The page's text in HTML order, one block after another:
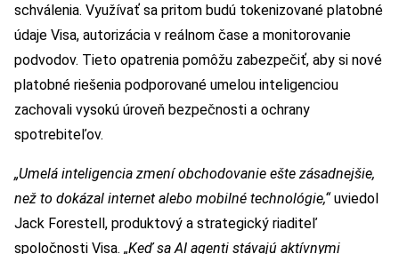
schválenia. Využívať sa pritom budú tokenizované platobné
údaje Visa, autorizácia v reálnom čase a monitorovanie
podvodov. Tieto opatrenia pomôžu zabezpečiť, aby si nové
platobné riešenia podporované umelou inteligenciou
zachovali vysokú úroveň bezpečnosti a ochrany
spotrebiteľov.
„Umelá inteligencia zmení obchodovanie ešte zásadnejšie,
než to dokázal internet alebo mobilné technológie,“uviedol
Jack Forestell, produktový a strategický riaditeľ
spoločnosti Visa. „Keď sa AI agenti stávajú aktívnymi